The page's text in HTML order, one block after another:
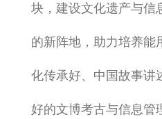
块，建设文化遗产与信
的新阵地，助力培养能
化传承好、中国故事讲
好的文博考古与信息管